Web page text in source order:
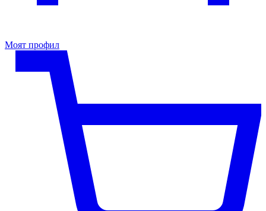
Моят профил